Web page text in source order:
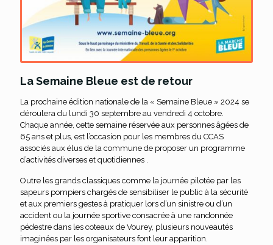
La Semaine Bleue est de retour
La prochaine édition nationale de la « Semaine Bleue » 2024 se
déroulera du lundi 30 septembre au vendredi 4 octobre.
Chaque année, cette semaine réservée aux personnes âgées de
65 ans et plus, est l’occasion pour les membres du CCAS
associés aux élus de la commune de proposer un programme
d’activités diverses et quotidiennes .
Outre les grands classiques comme la journée pilotée par les
sapeurs pompiers chargés de sensibiliser le public à la sécurité
et aux premiers gestes à pratiquer lors d’un sinistre ou d’un
accident ou la journée sportive consacrée à une randonnée
pédestre dans les coteaux de Vourey, plusieurs nouveautés
imaginées par les organisateurs font leur apparition.